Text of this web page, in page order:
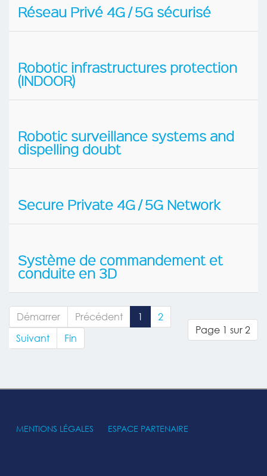
Réseau Privé 4G / 5G sécurisé
Robotic infrastructures protection
(INDOOR)
Robotic surveillance systems and
dispelling doubt
Secure Private 4G / 5G Network
Système de commandement et
conduite en 3D
Page 1 sur 2
Démarrer Précédent 1
2
Suivant
Fin
MENTIONS LÉGALES ESPACE PARTENAIRE